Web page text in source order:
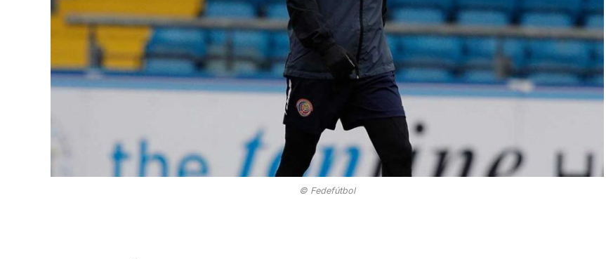
© Fedefútbol